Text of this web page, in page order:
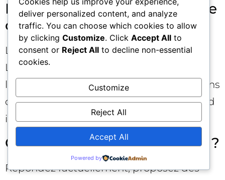
Faut-il un compte de marque
ou des comptes employés ?
Les deux modèles fonctionnent.
L’important est la clarté (mention de
l’affiliation) et la constance de contributions
de qualité. Les flairs officiels aident, quand
ils sont disponibles.
Comment gérer les critiques ?
Répondez factuellement, proposez des
deliver personalized content, and analyze
traffic. You can choose which cookies to allow
by clicking Customize. Click Accept All to
consent or Reject All to decline non-essential
cookies.
Customize
Reject All
Accept All
Powered by